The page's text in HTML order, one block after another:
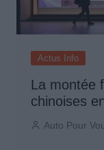
Actus Info
La montée
chinoises
Auto Pour